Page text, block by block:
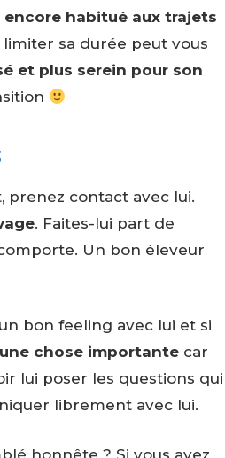
habitué aux trajets
sa durée peut vous
et plus serein pour son
prenez contact avec lui.
. Faites-lui part de
Un bon éleveur
bon feeling avec lui et si
chose importante car
lui poser les questions qui
librement avec lui.
honnête ? Si vous avez